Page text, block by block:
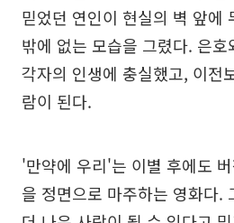
믿었던 연인이 현실의 벽 앞에
밖에 없는 모습을 그렸다. 은
각자의 인생에 충실했고, 이전
람이 된다.
'만약에 우리'는 이별 후에도
을 정면으로 마주하는 영화다.